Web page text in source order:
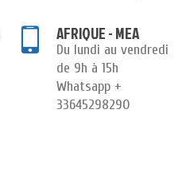
AFRIQUE - MEA
Du lundi au vendredi
de 9h à 15h
Whatsapp +
33645298290